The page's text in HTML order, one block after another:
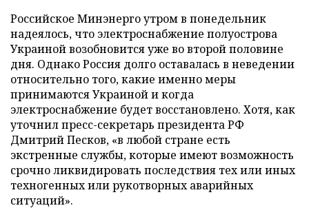
Российское Минэнерго утром в понедельник
надеялось, что электроснабжение полуострова
Украиной возобновится уже во второй половине
дня. Однако Россия долго оставалась в неведении
относительно того, какие именно меры
принимаются Украиной и когда
электроснабжение будет восстановлено. Хотя, как
уточнил пресс-секретарь президента РФ
Дмитрий Песков, «в любой стране есть
экстренные службы, которые имеют возможность
срочно ликвидировать последствия тех или иных
техногенных или рукотворных аварийных
ситуаций».